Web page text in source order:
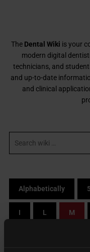
The Dental Wiki is your
modern digital
technicians, and
and up-to-date
and clinical
Alphabetically
L M